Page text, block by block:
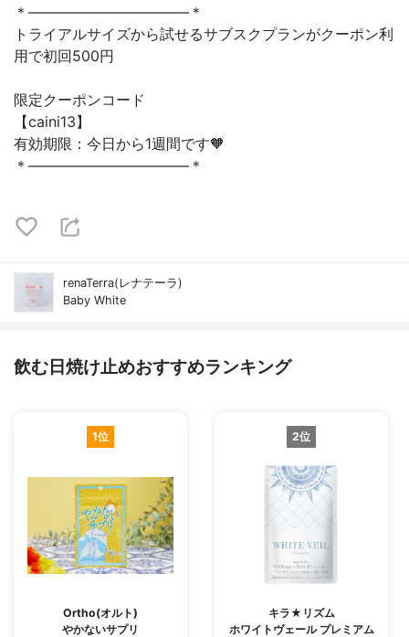
＊———————————＊
トライアルサイズから試せるサブスクプランがクーポン利
用で初回500円
限定クーポンコード
【caini13】
有効期限：今日から1週間です🧡
＊———————————＊
renaTerra(レナテーラ)
Baby White
飲む日焼け止めおすすめランキング
1位
Ortho(オルト)
やかないサプリ
2位
キラ★リズム
ホワイトヴェール プレミアム